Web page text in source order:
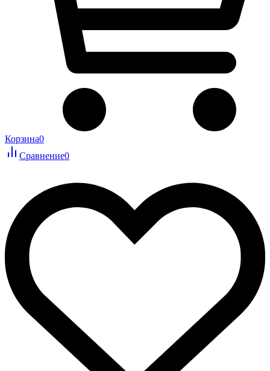
Корзина0
Сравнение0